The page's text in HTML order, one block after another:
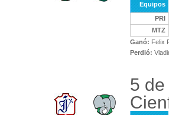
Equipos
PRI
MTZ
Ganó: Felix
Perdió:
5